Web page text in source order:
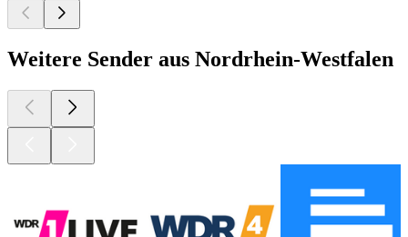
Weitere Sender aus Nordrhein-Westfalen